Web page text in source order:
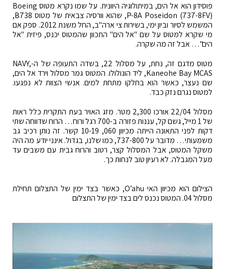
פוסידון הוא אל הים, במיתולוגיה היוונית. על שמו נקרא מטוס Boeing
P-8A Poseidon (737-8FV), שהוא וורסיה צבאית של מטוס B738,
המשמש לסיור וביון ימי, בשירות צי ארה"ב, החל משנת 2012. ספק אם
מי שקרא למטוס על שם "אל הים" התכוון שהמטוס יכנס, פיזית "אל
הים"… אבל זה מה שקרה.
מטוס מדגם זה, נחת, על מסלול 22, בשדה התעופה של ה-NAVY,
Kaneohe Bay MCAS, ליד הונולולו. המטוס גמר מסלול וירד אל הים,
שם נעצר, כאשר הוא בחלקו מתחת למים. אנשי הצוות לא נפגעו.
למטוס נגרם נזק כבד.
מסלול 22/04 אורכו 2,300 מטר. מזג האויר בעת התקרית כלל ראות
של 1 מייל, גשם קל, עננות פזורה ב-700 רגל ורוח… הרוח שדווחה שתי
דקות לפני התאונה הייתה מכיוון 060, 10-19 קשר. זה נותן רכיב גב
משמעותי… מדובר על 737-800, כמו שלנו, בגדול. אינני יודע מה היה
משקל המטוס, אבל המסלול קצר, רטוב והרוח גבית עם משבים עד
מעל המגבלה. לא רעיון טוב לנחות כך.
הצילום הוא מכיוון האי O’ahu, כאשר בצד ימין של התצלום תחילת
מסלול 04. המטוס נכנס לים בצד ימין של התצלום